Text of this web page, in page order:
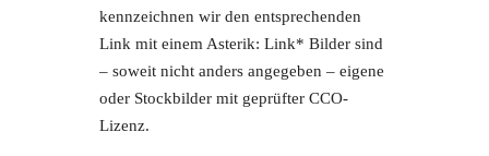
kennzeichnen wir den entsprechenden
Link mit einem Asterik: Link* Bilder sind
– soweit nicht anders angegeben – eigene
oder Stockbilder mit geprüfter CCO-
Lizenz.